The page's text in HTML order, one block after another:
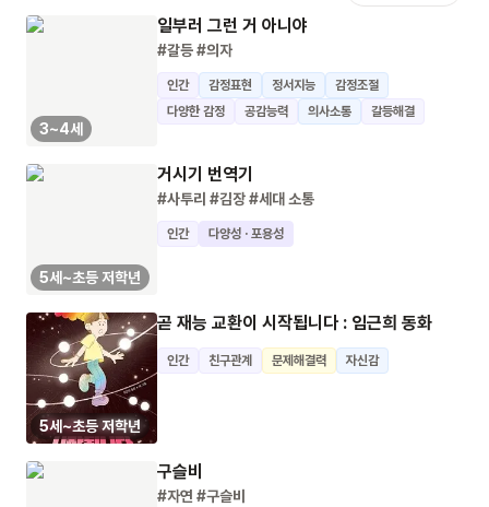
3~4세
일부러 그런 거 아니야
#갈등#의자
인간 감정표현 정서지능
감정조절
다양한 감정
공감능력 의사소통 갈등해결
5세~초등 저학년
거시기 번역기
#사투리 #김장#세대 소통
인간 다양성 · 포용성
5세~초등 저학년
곧 재능 교환이 시작됩니다 : 임근희 동화
인간 친구관계 문제해결력 자신감
구슬비
#자연 #구슬비